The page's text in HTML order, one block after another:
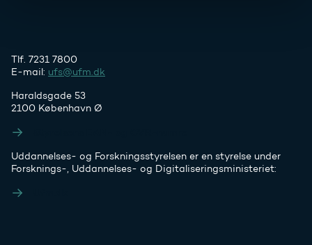
Tlf. 7231 7800
E-mail: ufs@ufm.dk
Haraldsgade 53
2100 København Ø
Uddannelses- og Forskningsstyrelsen er en styrelse under
Forsknings-, Uddannelses- og Digitaliseringsministeriet: